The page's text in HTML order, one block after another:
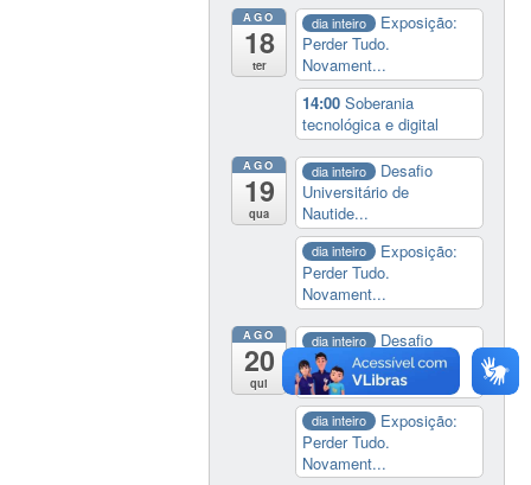
AGO
18
ter
dia inteiro
Exposição:
Perder Tudo.
Novament...
14:00Soberania
tecnológica e digital
AGO
19
qua
dia inteiro
Desafio
Universitário de
Nautide...
dia inteiro
Exposição:
Perder Tudo.
Novament...
AGO
20
qui
dia inteiro
Desafio
Universitário de
Nautide...
dia inteiro
Exposição:
Perder Tudo.
Novament...